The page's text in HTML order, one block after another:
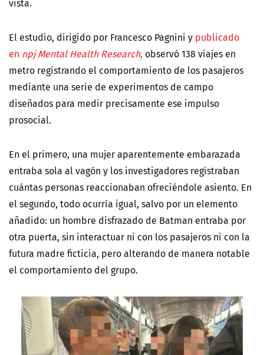
vista.
El estudio, dirigido por Francesco Pagnini y publicado
en npj Mental Health Research, observó 138 viajes en
metro registrando el comportamiento de los pasajeros
mediante una serie de experimentos de campo
diseñados para medir precisamente ese impulso
prosocial.
En el primero, una mujer aparentemente embarazada
entraba sola al vagón y los investigadores registraban
cuántas personas reaccionaban ofreciéndole asiento. En
el segundo, todo ocurría igual, salvo por un elemento
añadido: un hombre disfrazado de Batman entraba por
otra puerta, sin interactuar ni con los pasajeros ni con la
futura madre ficticia, pero alterando de manera notable
el comportamiento del grupo.